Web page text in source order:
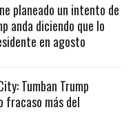
planeado un intento de
anda diciendo que lo
en agosto
Tumban Trump
fracaso más del